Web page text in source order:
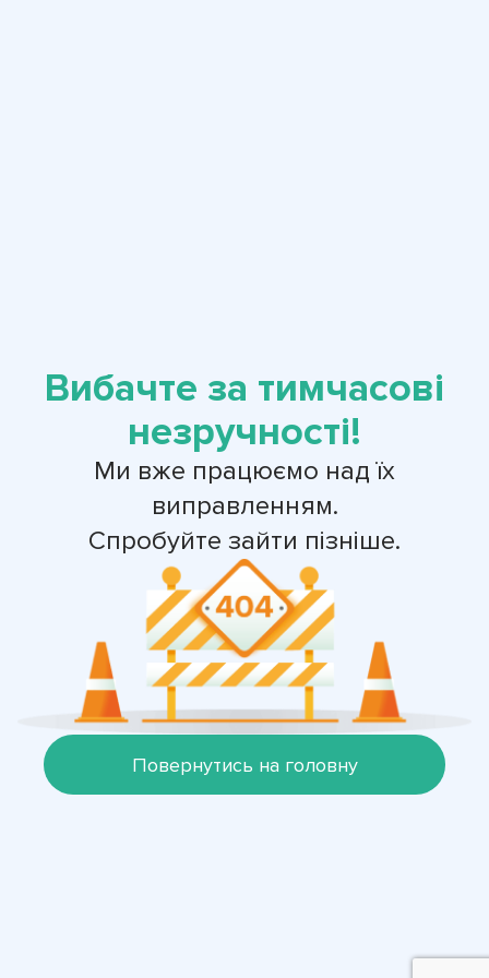
Вибачте за тимчасові
незручності!
Ми вже працюємо над їх
виправленням.
Спробуйте зайти пізніше.
Повернутись на головну